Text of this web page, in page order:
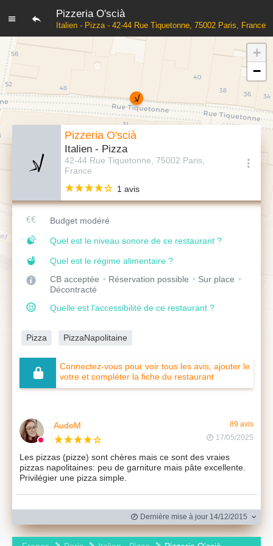
Pizzeria O'scià
Italien - Pizza - 42-44 Rue Tiquetonne, 75002 Paris, France
Pizzeria O'scià
Italien - Pizza
42-44 Rue Tiquetonne, 75002 Paris,
France
1 avis
Budget modéré
Quel est le niveau sonore de ce restaurant ?
Quel est le régime alimentaire ?
CB acceptée
Réservation possible
Sur place
Décontracté
Quelle est l'accessibilité de ce restaurant ?
Pizza PizzaNapolitaine
Connectez-vous pour voir tous les avis, ajouter le
votre et compléter la fiche du restaurant
AudeM
89 avis
17/05/2025
Les pizzas (pizze) sont chères mais ce sont des vraies
pizzas napolitaines: peu de garniture mais pâte excellente.
Privilégier une pizza simple.
Dernière mise à jour 14/12/2015
+
−